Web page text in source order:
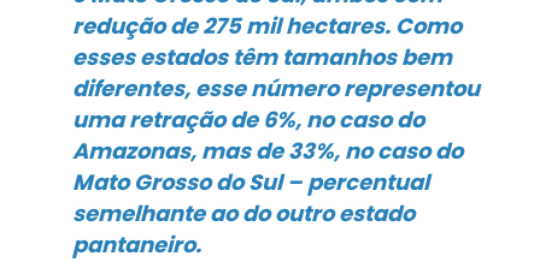
redução de 275 mil hectares. Como
esses estados têm tamanhos bem
diferentes, esse número representou
uma retração de 6%, no caso do
Amazonas, mas de 33%, no caso do
Mato Grosso do Sul – percentual
semelhante ao do outro estado
pantaneiro.